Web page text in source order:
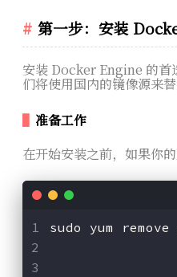
第一步：安装
安装 Docker Engine 的首
们将使用国内的镜像源来替
准备工作
在开始安装之前，如果你
sudo yum